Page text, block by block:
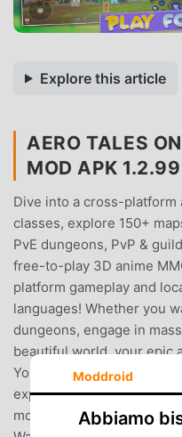
Explore this article
AERO TALES
MOD APK
Dive into a cross-platform
classes, explore 150+
PvE dungeons, PvP &
free-to-play 3D anime
platform gameplay and
languages! Whether you
dungeons, engage in
beautiful world, your epic
Your PlaystyleSelect your
express yourself with our
models and hairstyles.
Moddroid
Abbiamo